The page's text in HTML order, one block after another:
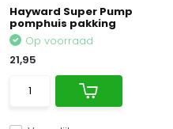
Hayward Super Pump
pomphuis pakking
Op voorraad
21,95